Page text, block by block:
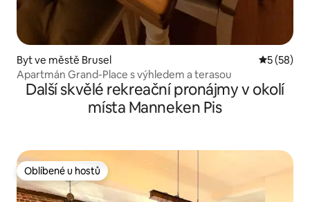
Byt ve městě Brusel Průměrné
5 (58)
Apartmán Grand-Place s výhledem a terasou
Další skvělé rekreační pronájmy v okolí
místa Manneken Pis
Oblíbené u hostů
Oblíbené u hostů